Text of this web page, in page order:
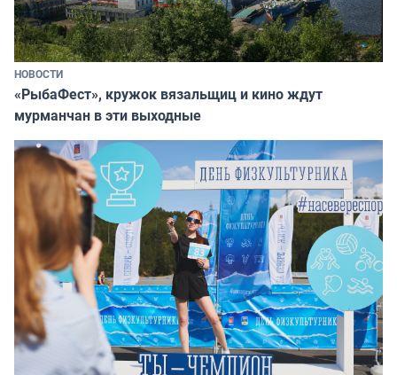
НОВОСТИ
«РыбаФест», кружок вязальщиц и кино ждут
мурманчан в эти выходные